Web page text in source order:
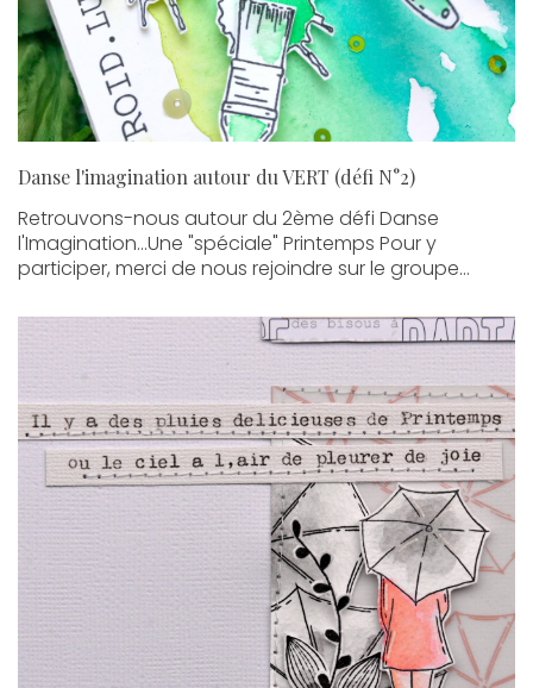
Danse l'imagination autour du VERT (défi N°2)
Retrouvons-nous autour du 2ème défi Danse
l'Imagination...Une "spéciale" Printemps Pour y
participer, merci de nous rejoindre sur le groupe...